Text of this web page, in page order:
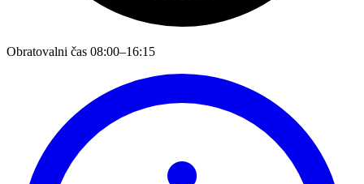
Obratovalni čas 08:00–16:15